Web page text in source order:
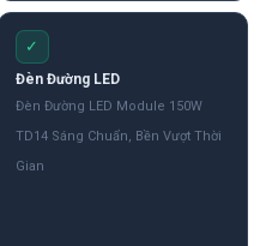
✓
Đèn Đường LED
Đèn Đường LED Module 150W
TD14 Sáng Chuẩn, Bền Vượt Thời
Gian